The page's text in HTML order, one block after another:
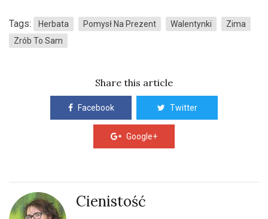
Tags: Herbata Pomysł Na Prezent Walentynki
Zima
Zrób To Sam
Share this article
Facebook Twitter
Google+
Cienistość